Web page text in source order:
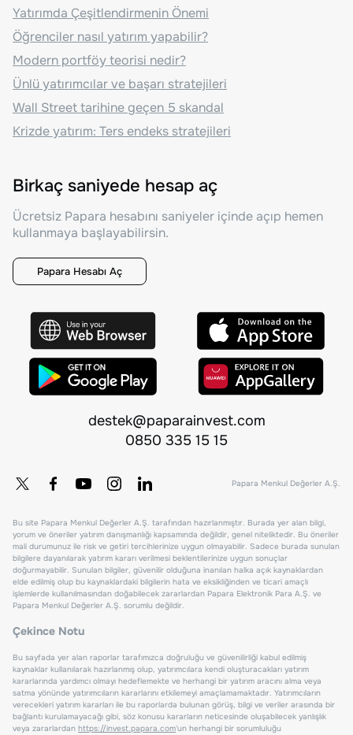
Yatırımda Çeşitlendirmenin Önemi
Öğrenciler nasıl yatırım yapabilir?
Modern portföy teorisi nedir?
Ünlü yatırımcılar ve başarı stratejileri
Wall Street tarihine geçen 5 skandal
Krizde yatırım: Ters endeks stratejileri
Birkaç saniyede hesap aç
Ücretsiz Papara hesabını saniyeler içinde açıp hemen
kullanmaya başlayabilirsin.
Papara Hesabı Aç
destek@paparainvest.com
0850 335 15 15
Papara Menkul Değerler A.Ş.
Bu site Papara Menkul Değerler A.Ş. tarafından hazırlanmıştır. Burada yer alan bilgi,
yorum ve öneriler yatırım danışmanlığı kapsamında değildir, genel niteliktedir. Bu öneriler
mali durumunuz ile risk ve getiri tercihlerinize uygun olmayabilir. Sadece burada sunulan
bilgilere dayanılarak yatırım kararı verilmesi beklentilerinize uygun sonuçlar
doğurmayabilir. Sunulan bilgiler, güvenilir olduğuna inanılan halka açık kaynaklardan
elde edilmiş olup bu kaynaklardaki bilgilerin hata ve eksikliğinden ve ticari amaçlı
işlemlerde kullanılmasından doğabilecek zararlardan Papara Elektronik Para A.Ş. ve
Papara Menkul Değerler A.Ş. sorumlu değildir.
Çekince Notu
Bu sayfada yer alan raporlar tarafımızca doğruluğu ve güvenilirliği kabul edilmiş
kaynaklar kullanılarak hazırlanmış olup, yatırımcılara kendi oluşturacakları yatırım
kararlarında yardımcı olmayı hedeflemekte ve herhangi bir yatırım aracını alma veya
satma yönünde yatırımcıların kararlarını etkilemeyi amaçlamamaktadır. Yatırımcıların
verecekleri yatırım kararları ile bu raporlarda bulunan görüş, bilgi ve veriler arasında bir
bağlantı kurulamayacağı gibi, söz konusu kararların neticesinde oluşabilecek yanlışlık
veya zararlardan https://invest.papara.com'un herhangi bir sorumluluğu